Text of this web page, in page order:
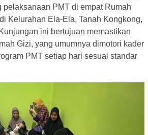
pelaksanaan PMT di empat Rumah
Kelurahan Ela-Ela, Tanah Kongkong,
ini bertujuan memastikan
Gizi, yang umumnya dimotori kader
PMT setiap hari sesuai standar